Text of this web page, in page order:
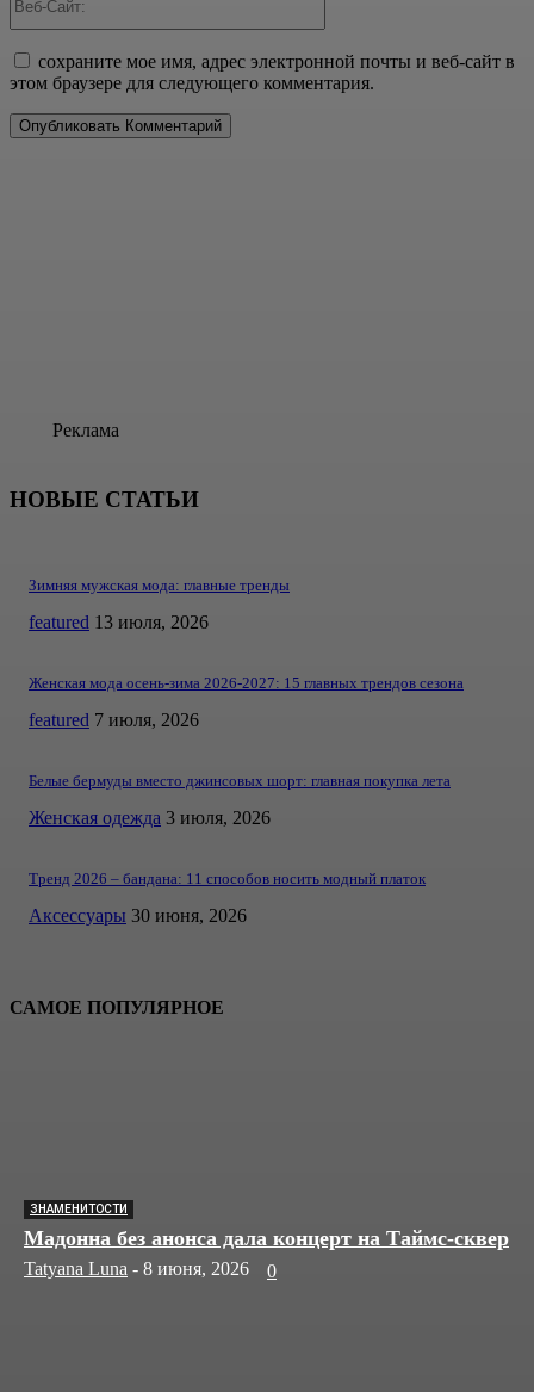
сохраните мое имя, адрес электронной почты и веб-сайт в
этом браузере для следующего комментария.
Реклама
НОВЫЕ СТАТЬИ
Зимняя мужская мода: главные тренды
featured 13 июля, 2026
Женская мода осень-зима 2026-2027: 15 главных трендов сезона
featured 7 июля, 2026
Белые бермуды вместо джинсовых шорт: главная покупка лета
Женская одежда 3 июля, 2026
Тренд 2026 – бандана: 11 способов носить модный платок
Аксессуары 30 июня, 2026
САМОЕ ПОПУЛЯРНОЕ
ЗНАМЕНИТОСТИ
Мадонна без анонса дала концерт на Таймс-сквер
Tatyana Luna - 8 июня, 2026 0